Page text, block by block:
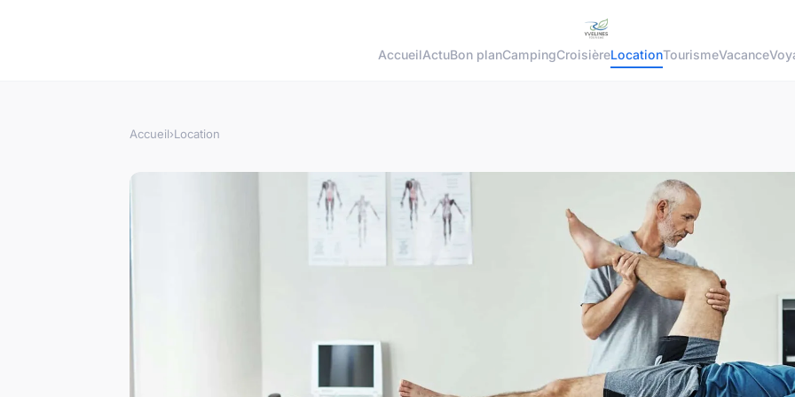
AccueilActuBon planCampingCroisièreLocationTourismeVacance
Accueil›Location